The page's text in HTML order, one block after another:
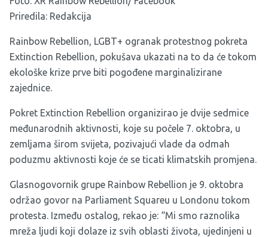
Priredila: Redakcija
Rainbow Rebellion, LGBT+ ogranak protestnog pokreta
Extinction Rebellion, pokušava ukazati na to da će tokom
ekološke krize prve biti pogođene marginalizirane
zajednice.
Pokret Extinction Rebellion organizirao je dvije sedmice
međunarodnih aktivnosti, koje su počele 7. oktobra, u
zemljama širom svijeta, pozivajući vlade da odmah
poduzmu aktivnosti koje će se ticati klimatskih promjena.
Glasnogovornik grupe Rainbow Rebellion je 9. oktobra
održao govor na Parliament Squareu u Londonu tokom
protesta. Između ostalog, rekao je: “Mi smo raznolika
mreža ljudi koji dolaze iz svih oblasti života, ujedinjeni u